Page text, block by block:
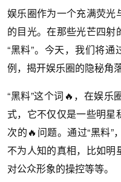
娱乐圈作为一个充满荧光
的目光。在那些光芒四射
“黑料”。今天，我们将通
例，揭开娱乐圈的隐秘角落
“黑料”这个词🔥，在娱
式，它不仅仅是一些明星
次的🔥问题。通过“黑料
不为人知的真相，比如明
对公众形象的操控等等。